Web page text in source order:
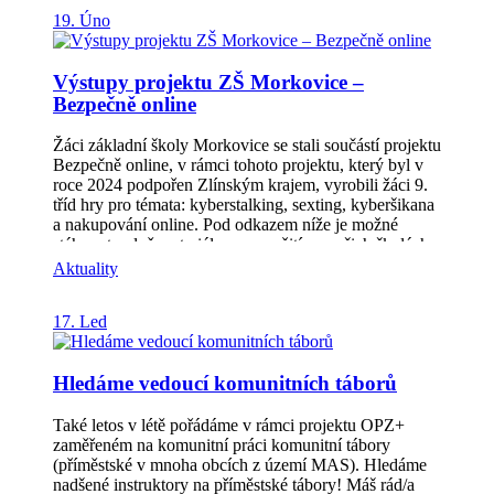
Nákup stanů tee-pee pro skautský oddíl, pořízení
vstupního turniket na Rozhledně Brdo, nové krojové
dresy pro cyklistický oddíl a další vybavení zejména
místních sokolů, SDH i myslivců. Mezi podpořenými
projekty obcí jsou pak projekty zejména na vybavení
kulturních domů, zahrad MŠ i jídelen ZŠ. Více
informací včetně seznamu podpořených projektů
naleznete u 2. výzvy SZP.
19. Úno
Výstupy projektu ZŠ Morkovice –
Bezpečně online
Žáci základní školy Morkovice se stali součástí projektu
Bezpečně online, v rámci tohoto projektu, který byl v
roce 2024 podpořen Zlínským krajem, vyrobili žáci 9.
tříd hry pro témata: kyberstalking, sexting, kyberšikana
a nakupování online. Pod odkazem níže je možné
stáhnout volně materiály pro použití ve vašich školách.
Webová stránka zde: https://zsmorkovice.cz/node/2002
Kvíz online o kyberšikaně si můžete vyzkoušet
Aktuality
17. Led
Hledáme vedoucí komunitních táborů
Také letos v létě pořádáme v rámci projektu OPZ+
zaměřeném na komunitní práci komunitní tábory
(příměstské v mnoha obcích z území MAS). Hledáme
nadšené instruktory na příměstské tábory! Máš rád/a